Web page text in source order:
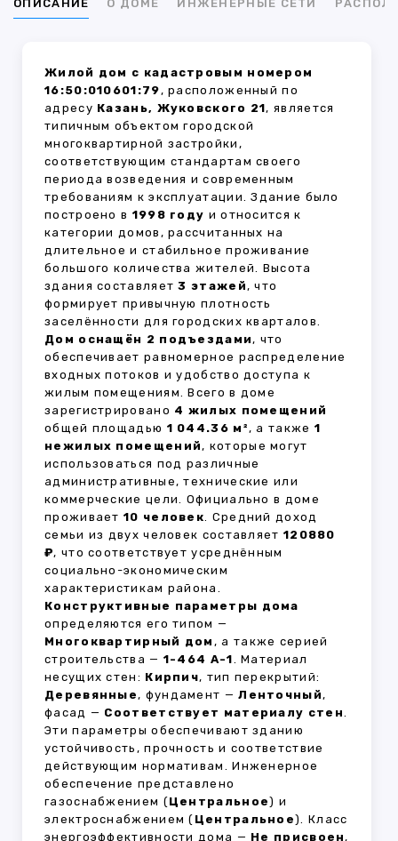
ОПИСАНИЕ О ДОМЕ ИНЖЕНЕРНЫЕ СЕТИ
Жилой дом с кадастровым номером
16:50:010601:79, расположенный по
адресу Казань, Жуковского 21, является
типичным объектом городской
многоквартирной застройки,
соответствующим стандартам своего
периода возведения и современным
требованиям к эксплуатации. Здание было
построено в 1998 году и относится к
категории домов, рассчитанных на
длительное и стабильное проживание
большого количества жителей. Высота
здания составляет3 этажей, что
формирует привычную плотность
заселённости для городских кварталов.
Дом оснащён 2 подъездами, что
обеспечивает равномерное распределение
входных потоков и удобство доступа к
жилым помещениям. Всего в доме
зарегистрировано 4 жилых помещений
общей площадью 1 044.36 м², а также 1
нежилых помещений, которые могут
использоваться под различные
административные, технические или
коммерческие цели. Официально в доме
проживает 10 человек. Средний доход
семьи из двух человек составляет 120880
₽, что соответствует усреднённым
социально-экономическим
характеристикам района.
Конструктивные параметры дома
определяются его типом —
Многоквартирный дом , а также серией
строительства — 1-464 А-1. Материал
несущих стен: Кирпич, тип перекрытий:
Деревянные, фундамент —Ленточный,
фасад — Соответствует материалу стен.
Эти параметры обеспечивают зданию
устойчивость, прочность и соответствие
действующим нормативам. Инженерное
обеспечение представлено
газоснабжением (Центральное) и
электроснабжением ( Центральное). Класс
энергоэффективности дома — Не присвоен,